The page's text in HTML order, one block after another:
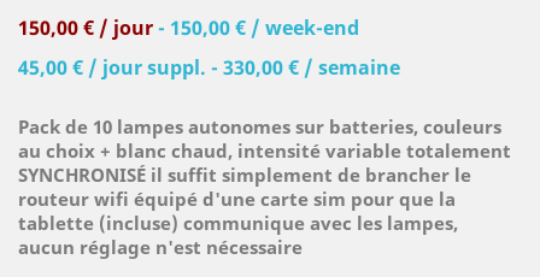
150,00 € / jour- 150,00 € / week-end
45,00 € / jour suppl. - 330,00 € / semaine
Pack de 10 lampes autonomes sur batteries, couleurs
au choix + blanc chaud, intensité variable totalement
SYNCHRONISÉ il suffit simplement de brancher le
routeur wifi équipé d'une carte sim pour que la
tablette (incluse) communique avec les lampes,
aucun réglage n'est nécessaire